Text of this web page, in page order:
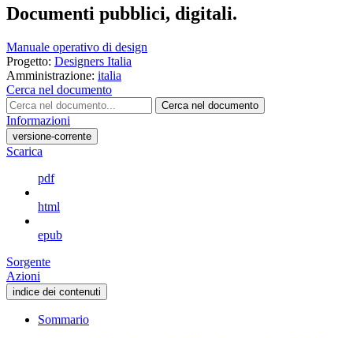
Documenti pubblici, digitali.
Manuale operativo di design
Progetto: Designers Italia
Amministrazione: italia
Cerca nel documento
Cerca nel documento
Informazioni
versione-corrente
Scarica
pdf
html
epub
Sorgente
Azioni
indice dei contenuti
Sommario